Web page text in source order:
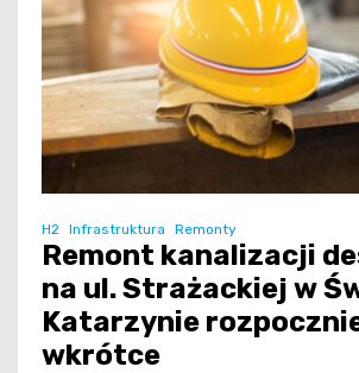
H2 Infrastruktura Remonty
Remont kanalizacji
na ul. Strażackiej w
Katarzynie
wkrótce